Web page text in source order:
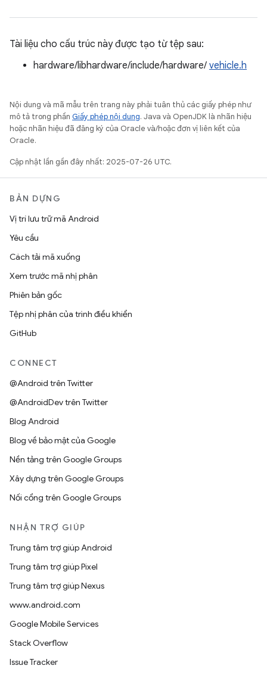
Tài liệu cho cấu trúc này được tạo từ tệp sau:
hardware/libhardware/include/hardware/ vehicle.h
Nội dung và mã mẫu trên trang này phải tuân thủ các giấy phép như
mô tả trong phần Giấy phép nội dung. Java và OpenJDK là nhãn hiệu
hoặc nhãn hiệu đã đăng ký của Oracle và/hoặc đơn vị liên kết của
Oracle.
Cập nhật lần gần đây nhất: 2025-07-26 UTC.
BẢN DỰNG
Vị trí lưu trữ mã Android
Yêu cầu
Cách tải mã xuống
Xem trước mã nhị phân
Phiên bản gốc
Tệp nhị phân của trình điều khiển
GitHub
CONNECT
@Android trên Twitter
@AndroidDev trên Twitter
Blog Android
Blog về bảo mật của Google
Nền tảng trên Google Groups
Xây dựng trên Google Groups
Nối cổng trên Google Groups
NHẬN TRỢ GIÚP
Trung tâm trợ giúp Android
Trung tâm trợ giúp Pixel
Trung tâm trợ giúp Nexus
www.android.com
Google Mobile Services
Stack Overflow
Issue Tracker